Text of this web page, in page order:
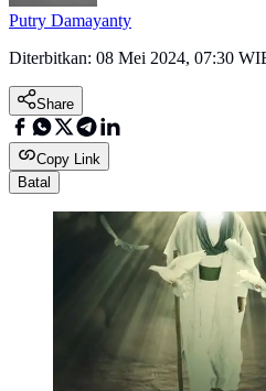
Putry Damayanty
Diterbitkan: 08 Mei 2024, 07:30
Share
Copy Link
Batal